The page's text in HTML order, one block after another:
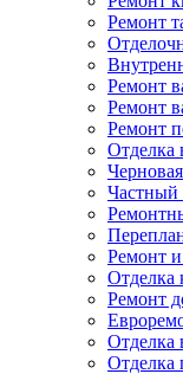
Ремонт
Ремонт
Ремонт
Ремонт
Отделка
Частный
Ремонт
Отделка
Ремонт
Отделка
Отделка